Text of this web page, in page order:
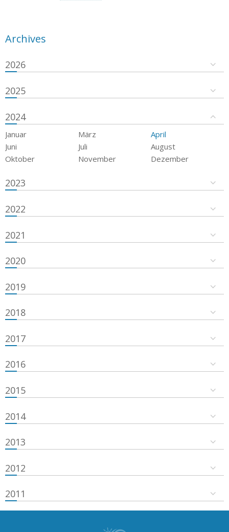
Archives
2026
2025
2024
Januar März
April
Juni
Juli
August
Oktober
November Dezember
2023
2022
2021
2020
2019
2018
2017
2016
2015
2014
2013
2012
2011